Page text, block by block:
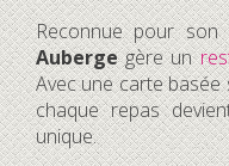
Reconnue pour
Aubergegère un
Avec une carte
chaque repas
unique.